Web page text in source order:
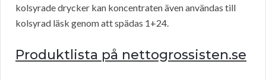
kolsyrade drycker kan koncentraten även användas till
kolsyrad läsk genom att spädas 1+24.
Produktlista på nettogrossisten.se